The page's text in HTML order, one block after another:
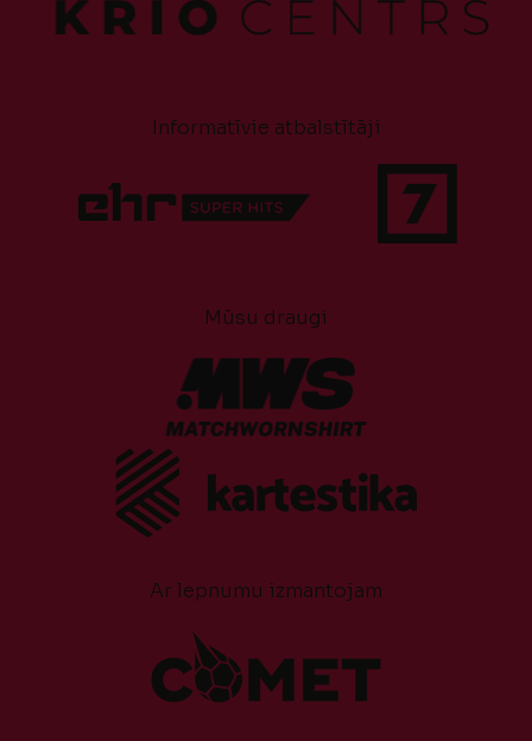
Informatīvie atbalstītāji
Mūsu draugi
Ar lepnumu izmantojam